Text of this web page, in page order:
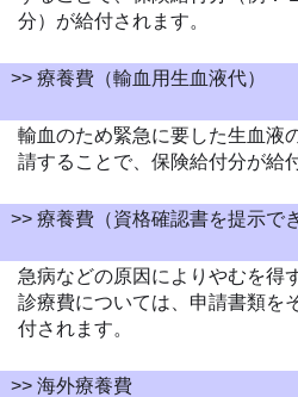
分）が給付されます。
>> 療養費（輸血用生血液代）
輸血のため緊急に要した生血液
請することで、保険給付分が給
>> 療養費（資格確認書を提示で
急病などの原因によりやむを得
診療費については、申請書類を
付されます。
>> 海外療養費